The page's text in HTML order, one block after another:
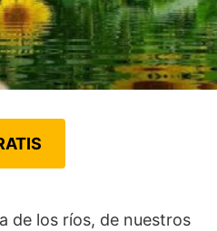
de los ríos, de nuestros